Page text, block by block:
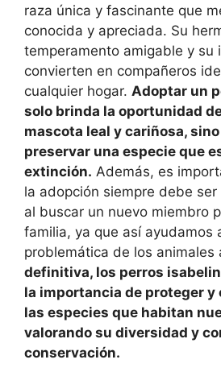
raza única y fascinante que
conocida y apreciada. Su
temperamento amigable y su
convierten en compañeros
cualquier hogar. Adoptar un
solo brinda la oportunidad
mascota leal y cariñosa,
preservar una especie que
extinción. Además, es
la adopción siempre debe
al buscar un nuevo miembro
familia, ya que así ayudamos
problemática de los animales
definitiva, los perros
la importancia de proteger y
las especies que habitan
valorando su diversidad y
conservación.